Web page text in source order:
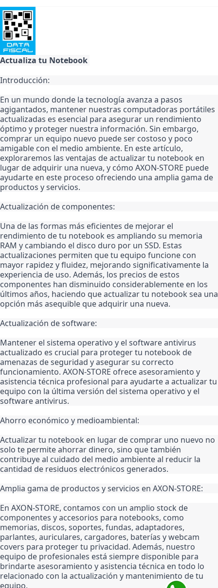
Actualiza tu Notebook
Introducción:
En un mundo donde la tecnología avanza a pasos
agigantados, mantener nuestras computadoras portátiles
actualizadas es esencial para asegurar un rendimiento
óptimo y proteger nuestra información. Sin embargo,
comprar un equipo nuevo puede ser costoso y poco
amigable con el medio ambiente. En este artículo,
exploraremos las ventajas de actualizar tu notebook en
lugar de adquirir una nueva, y cómo AXON-STORE puede
ayudarte en este proceso ofreciendo una amplia gama de
productos y servicios.
Actualización de componentes:
Una de las formas más eficientes de mejorar el
rendimiento de tu notebook es ampliando su memoria
RAM y cambiando el disco duro por un SSD. Estas
actualizaciones permiten que tu equipo funcione con
mayor rapidez y fluidez, mejorando significativamente la
experiencia de uso. Además, los precios de estos
componentes han disminuido considerablemente en los
últimos años, haciendo que actualizar tu notebook sea una
opción más asequible que adquirir una nueva.
Actualización de software:
Mantener el sistema operativo y el software antivirus
actualizado es crucial para proteger tu notebook de
amenazas de seguridad y asegurar su correcto
funcionamiento. AXON-STORE ofrece asesoramiento y
asistencia técnica profesional para ayudarte a actualizar tu
equipo con la última versión del sistema operativo y el
software antivirus.
Ahorro económico y medioambiental:
Actualizar tu notebook en lugar de comprar uno nuevo no
solo te permite ahorrar dinero, sino que también
contribuye al cuidado del medio ambiente al reducir la
cantidad de residuos electrónicos generados.
Amplia gama de productos y servicios en AXON-STORE:
En AXON-STORE, contamos con un amplio stock de
componentes y accesorios para notebooks, como
memorias, discos, soportes, fundas, adaptadores,
parlantes, auriculares, cargadores, baterías y webcam
covers para proteger tu privacidad. Además, nuestro
equipo de profesionales está siempre disponible para
brindarte asesoramiento y asistencia técnica en todo lo
relacionado con la actualización y mantenimiento de tu
equipo.